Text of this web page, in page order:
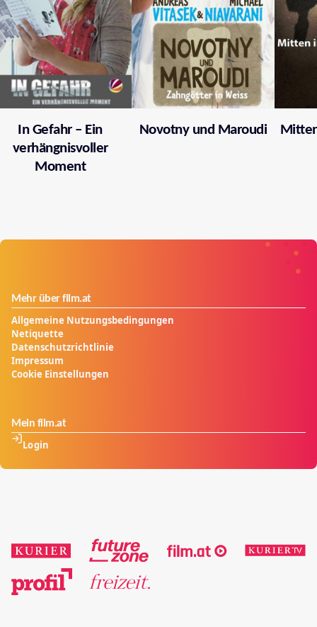
In Gefahr – Ein
verhängnisvoller
Moment
Novotny und Maroudi
Mehr über film.at
Allgemeine Nutzungsbedingungen
Netiquette
Datenschutzrichtlinie
Impressum
Cookie Einstellungen
Mein film.at
Login